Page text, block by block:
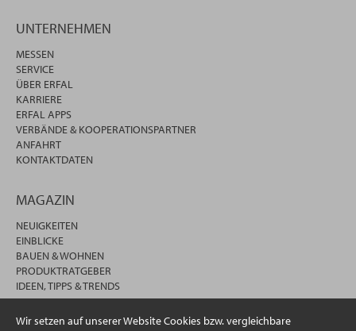
Wir setzen auf unserer Website Cookies bzw. vergleichbare
UNTERNEHMEN
MESSEN
SERVICE
ÜBER ERFAL
KARRIERE
ERFAL APPS
VERBÄNDE & KOOPERATIONSPARTNER
ANFAHRT
KONTAKTDATEN
MAGAZIN
NEUIGKEITEN
EINBLICKE
BAUEN & WOHNEN
PRODUKTRATGEBER
IDEEN, TIPPS & TRENDS